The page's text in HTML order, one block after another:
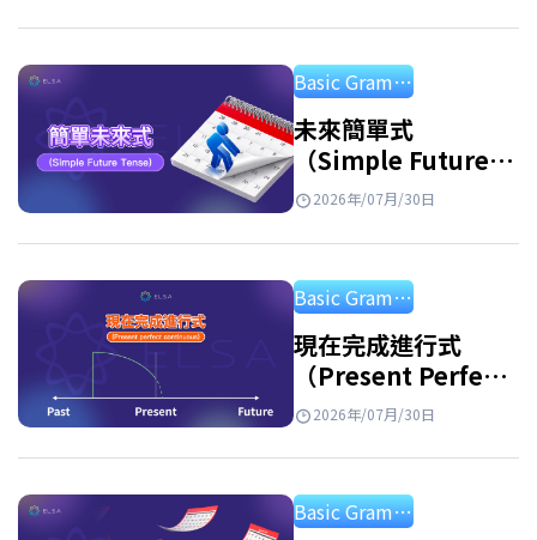
名詞片語的詞，可以避免重複，使句子更簡潔
自然。被代名詞取代的名詞稱為先行詞或前
綴。 例子: Linda is…
Basic Grammar
未來簡單式
（Simple Future
Tense）：公式、用
2026年/07月/30日
Basic Grammar
現在完成進行式
（Present Perfect
Continuous
習
2026年/07月/30日
Basic Grammar